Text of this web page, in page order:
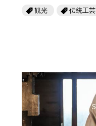
観光 伝統工芸